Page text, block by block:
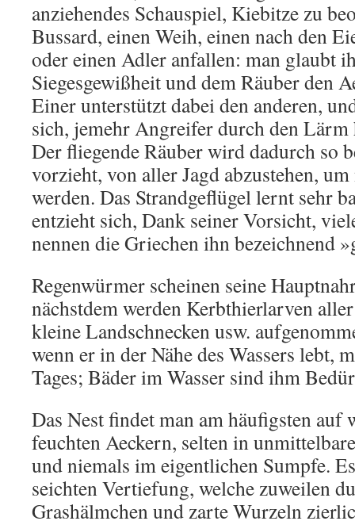
anziehendes Schauspiel, Kiebitze zu
Bussard, einen Weih, einen nach den
oder einen Adler anfallen: man glaubt
Siegesgewißheit und dem Räuber den
Einer unterstützt dabei den anderen,
sich, jemehr Angreifer durch den Lärm
Der fliegende Räuber wird dadurch so
vorzieht, von aller Jagd abzustehen,
werden. Das Strandgeflügel lernt sehr
entzieht sich, Dank seiner Vorsicht,
nennen die Griechen ihn bezeichnend
Regenwürmer scheinen seine
nächstdem werden Kerbthierlarven
kleine Landschnecken usw.
wenn er in der Nähe des Wassers lebt,
Tages; Bäder im Wasser sind ihm
Das Nest findet man am häufigsten auf
feuchten Aeckern, selten in
und niemals im eigentlichen Sumpfe.
seichten Vertiefung, welche zuweilen
Grashälmchen und zarte Wurzeln